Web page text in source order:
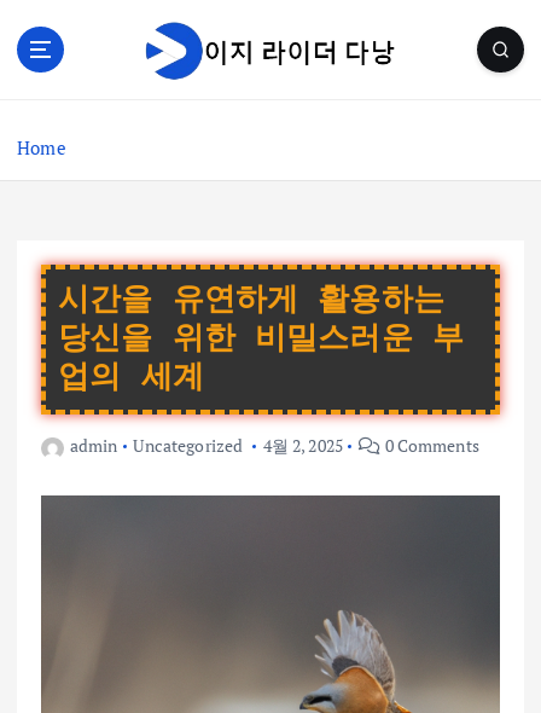
c
Home
시간을 유연하게 활용하는
당신을 위한 비밀스러운 부
업의 세계
admin Uncategorized 4월 2, 2025 0 Comments